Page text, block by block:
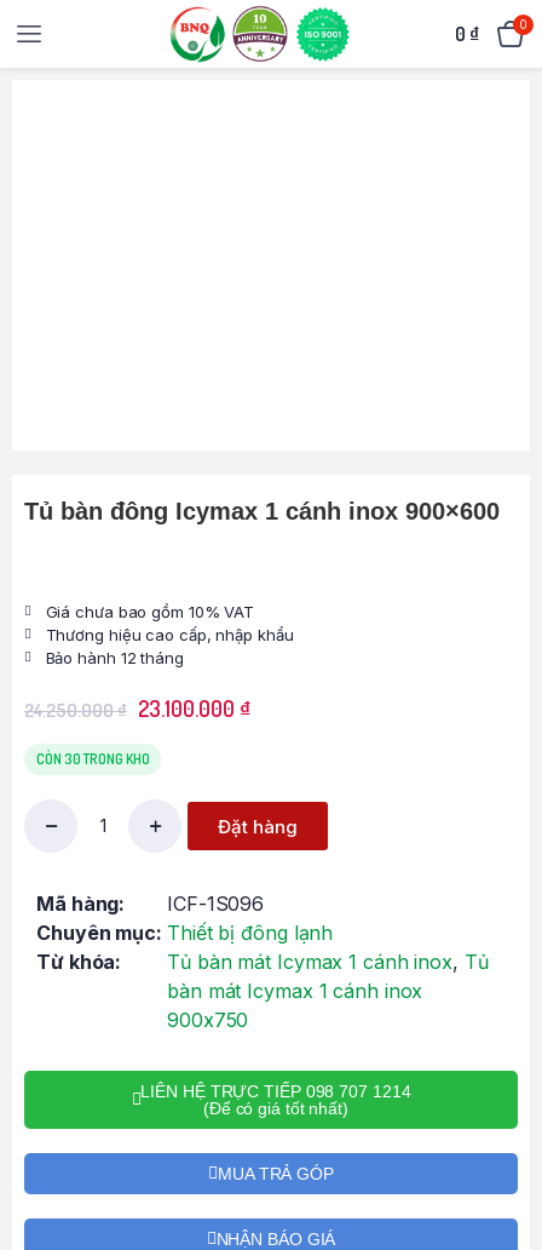
0 ₫ 0
Tủ bàn đông Icymax 1 cánh inox 900×600
Giá chưa bao gồm 10% VAT
Thương hiệu cao cấp, nhập khẩu
Bảo hành 12 tháng
24.250.000₫ 23.100.000 ₫
CÒN 30 TRONG KHO
Đặt hàng
Mã hàng:
ICF-1S096
Chuyên mục: Thiết bị đông lạnh
Từ khóa:
Tủ bàn mát Icymax 1 cánh inox, Tủ
bàn mát Icymax 1 cánh inox
900x750
LIÊN HỆ TRỰC TIẾP 098 707 1214
(Để có giá tốt nhất)
MUA TRẢ GÓP
NHẬN BÁO GIÁ